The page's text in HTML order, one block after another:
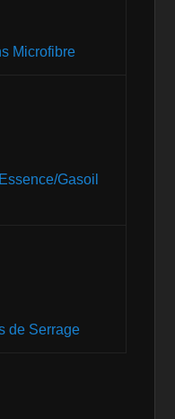
Microfibre
Gasoil
de Serrage